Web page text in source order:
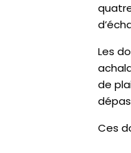
Les
de
Ces